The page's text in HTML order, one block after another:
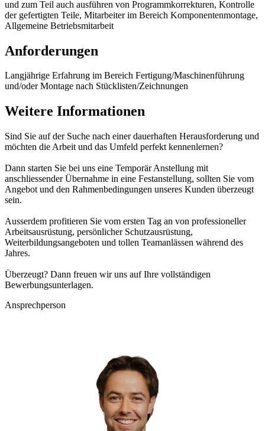
und zum Teil auch ausführen von Programmkorrekturen, Kontrolle
der gefertigten Teile, Mitarbeiter im Bereich Komponentenmontage,
Allgemeine Betriebsmitarbeit
Anforderungen
Langjährige Erfahrung im Bereich Fertigung/Maschinenführung
und/oder Montage nach Stücklisten/Zeichnungen
Weitere Informationen
Sind Sie auf der Suche nach einer dauerhaften Herausforderung und
möchten die Arbeit und das Umfeld perfekt kennenlernen?
Dann starten Sie bei uns eine Temporär Anstellung mit
anschliessender Übernahme in eine Festanstellung, sollten Sie vom
Angebot und den Rahmenbedingungen unseres Kunden überzeugt
sein.
Ausserdem profitieren Sie vom ersten Tag an von professioneller
Arbeitsausrüstung, persönlicher Schutzausrüstung,
Weiterbildungsangeboten und tollen Teamanlässen während des
Jahres.
Überzeugt? Dann freuen wir uns auf Ihre vollständigen
Bewerbungsunterlagen.
Ansprechperson